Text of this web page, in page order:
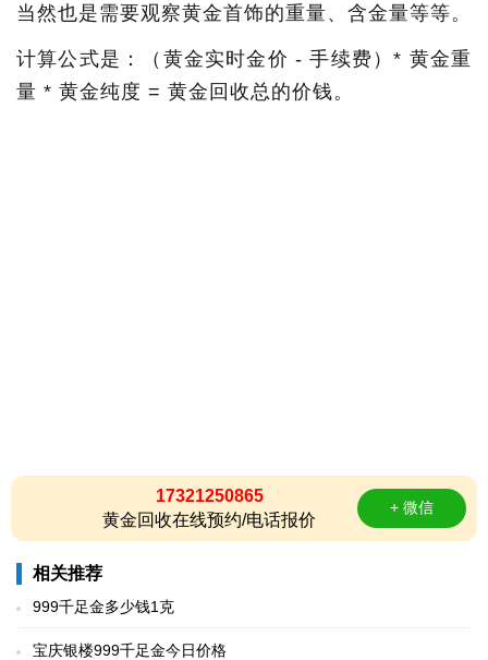
当然也是需要观察黄金首饰的重量、含金量等等。
计算公式是：（黄金实时金价 - 手续费）* 黄金重
量 * 黄金纯度 = 黄金回收总的价钱。
17321250865
黄金回收在线预约/电话报价
+ 微信
相关推荐
999千足金多少钱1克
宝庆银楼999千足金今日价格